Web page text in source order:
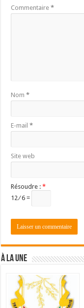
Commentaire*
Nom*
E-mail*
Site web
Résoudre :*
12 ⁄ 6 =
À LA UNE